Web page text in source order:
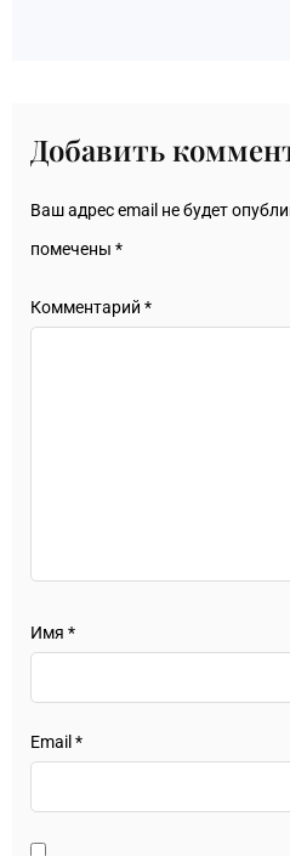
Добавить
Ваш адрес email не будет
помечены *
Комментарий *
Имя *
Email *